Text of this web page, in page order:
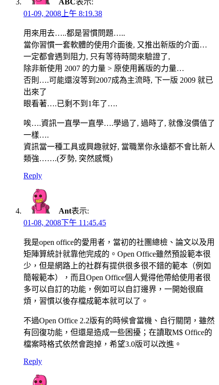
ABC表示:
01-09, 2008上午 8:19.38
用來用去…..都是習慣問題…..
當你習慣一套軟體的使用介面後, 又推出新版的介面…
一定都會遇到阻力, 只有等待時間來驗證了,
除非新使用 2007 的力量 > 原使用舊版的力量…
否則….可能還沒等到2007成為主流時, 下一版 2009 就已
出來了
眼看著….已剩不到1年了….
唉….資訊一直學一直學….學過了, 過時了, 就像沒價值了
一樣….
資訊當一種工具或興趣就好, 當職業你永遠都不會比新人
類強…….(歹勢, 突然感慨)
Reply
Ant表示:
01-08, 2008下午 11:45.45
我是open office的愛用者，當初的社團總檢、論文以及用
矩陣算統計就靠他完成的。Open Office雖然預設範本很
少，但是網路上的社群有提供很多很不錯的範本（例如
簡報範本），而且Open Office個人覺得他帶給使用者很
多可以自訂的功能，例如可以自訂邊界，一開始很麻
煩，習慣以後存檔成範本就可以了。
不過Open Office 2.2版有的時候會當機、自行關閉，雖然
有回復功能，但還是造成一些困擾；在讀取M$ Office的
檔案時格式依然會跑掉，希望3.0版可以改進。
Reply